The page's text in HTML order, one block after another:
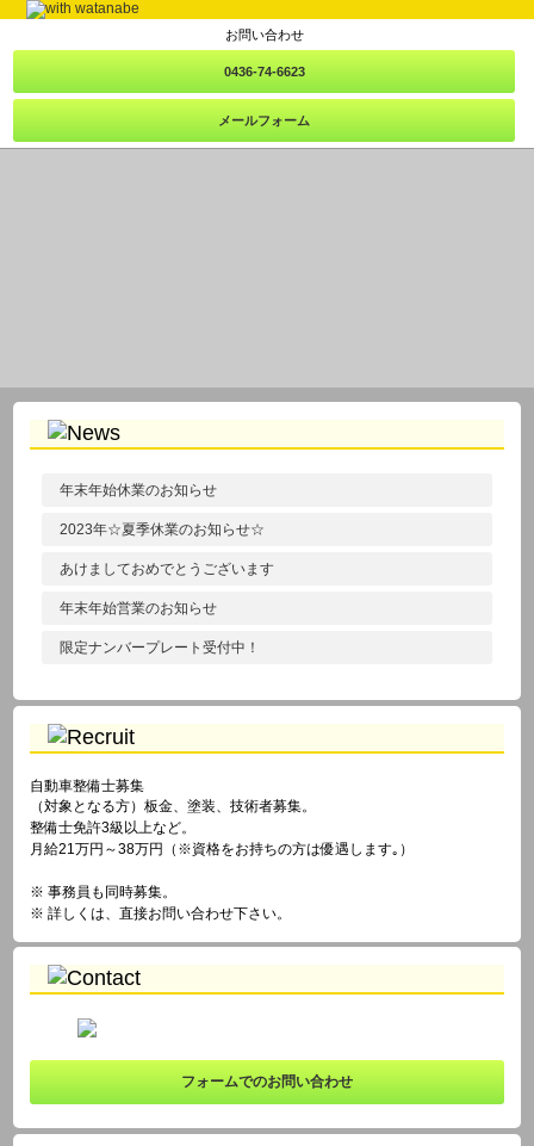
お問い合わせ
0436-74-6623
メールフォーム
年末年始休業のお知らせ
2023年☆夏季休業のお知らせ☆
あけましておめでとうございます
年末年始営業のお知らせ
限定ナンバープレート受付中！
自動車整備士募集
（対象となる方）板金、塗装、技術者募集。
整備士免許3級以上など。
月給21万円～38万円（※資格をお持ちの方は優遇します｡）
※ 事務員も同時募集。
※ 詳しくは、直接お問い合わせ下さい。
フォームでのお問い合わせ